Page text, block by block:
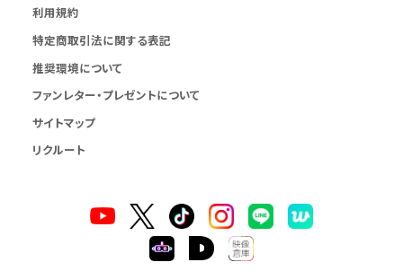
利用規約
特定商取引法に関する表記
推奨環境について
ファンレター・プレゼントについて
サイトマップ
リクルート